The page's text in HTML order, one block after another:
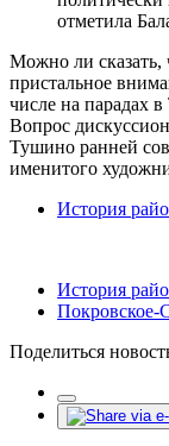
отметила
Можно ли сказать,
пристальное
числе на парадах
Вопрос
Тушино ранней
именитого
История
История
Покровское-
Поделиться